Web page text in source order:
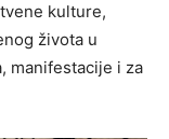
kulture,
života u
manifestacije i za